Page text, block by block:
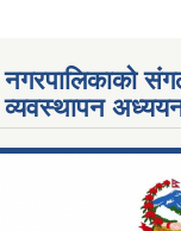
files/documents/Al...
नगरपालिकाको
व्यवस्थापन